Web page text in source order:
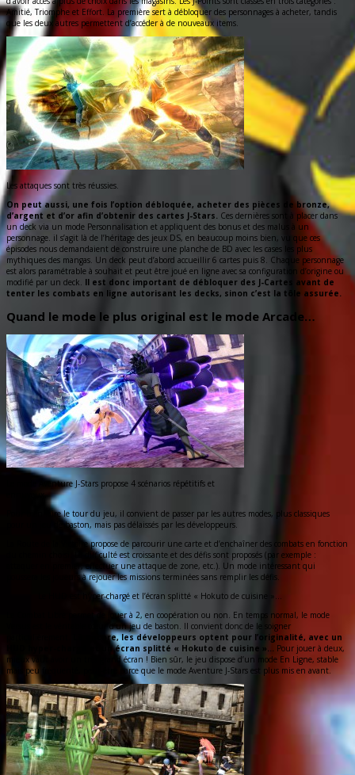
Amitié, Triomphe et Effort. La première sert à débloquer des personnages à acheter, tandis
que les deux autres permettent d’accéder à de nouveaux items.
Les attaques sont très réussies.
On peut aussi, une fois l’option débloquée, acheter des pièces de bronze,
d’argent et d’or afin d’obtenir des cartes J-Stars. Ces dernières sont à placer dans
un deck via un mode Personnalisation et appliquent des bonus et des malus à un
personnage. il s’agit là de l’héritage des jeux DS, en beaucoup moins bien, vu que ces
épisodes nous demandaient de construire une planche de BD avec les cases les plus
mythiques des mangas. Un deck peut d’abord accueillir 6 cartes puis 8. Chaque personnage
est alors paramétrable à souhait et peut être joué en ligne avec sa configuration d’origine ou
modifié par un deck. Il est donc important de débloquer des J-Cartes avant de
tenter les combats en ligne autorisant les decks, sinon c’est la tôle assurée.
Quand le mode le plus original est le mode Arcade…
Le mode Aventure J-Stars propose 4 scénarios répétitifs et
Pour bien faire le tour du jeu, il convient de passer par les autres modes, plus classiques
pour un jeu de baston, mais pas délaissés par les développeurs.
La Route de la Victoire propose de parcourir une carte et d’enchaîner des combats en fonction
du chemin choisi. La difficulté est croissante et des défis sont proposés (par exemple :
attaquer en premier, effectuer une attaque de zone, etc.). Un mode intéressant qui
poussera les joueurs à rejouer les missions terminées sans remplir les défis.
Le HUD est hyper-chargé et l’écran splitté « Hokuto de cuisine »…
Le Combat Libre permet de jouer à 2, en coopération ou non. En temps normal, le mode
Versus est le véritable cœur d’un jeu de baston. Il convient donc de le soigner
Là encore, les développeurs optent pour l’originalité, avec un
HUD hyper-chargé et un écran splitté « Hokuto de cuisine »…
Pour jouer à deux,
mieux vaut avoir un très grand écran ! Bien sûr, le jeu dispose d’un mode En Ligne, stable
mais peu fréquenté, peut-être parce que le mode Aventure J-Stars est plus mis en avant.